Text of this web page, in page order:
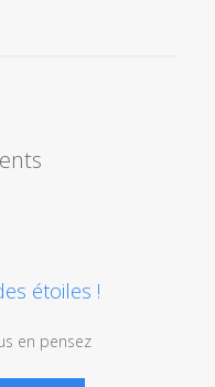
étoiles !
en pensez